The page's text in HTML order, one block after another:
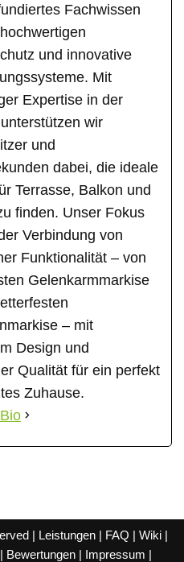
Fachwissen
und innovative
Mit
Expertise in der
wir
und
dabei, die ideale
Terrasse, Balkon und
finden. Unser Fokus
Verbindung von
Funktionalität – von
Gelenkarmmarkise
– mit
Design und
Qualität für ein perfekt
Zuhause.
| Leistungen | FAQ | Wiki |
| Bewertungen | Impressum |